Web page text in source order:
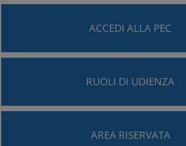
ACCEDI ALLA PEC
RUOLI DI UDIENZA
AREA RISERVATA